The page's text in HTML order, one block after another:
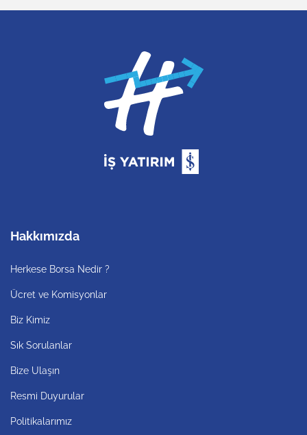
Hakkımızda
Herkese Borsa Nedir ?
Ücret ve Komisyonlar
Biz Kimiz
Sık Sorulanlar
Bize Ulaşın
Resmi Duyurular
Politikalarımız